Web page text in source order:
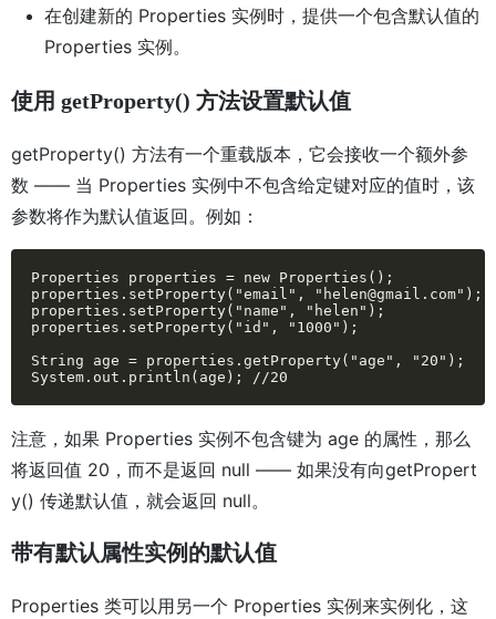
在创建新的 Properties 实例时，提供一个包含默认值的
Properties 实例。
使用 getProperty() 方法设置默认值
getProperty() 方法有一个重载版本，它会接收一个额外参
数 —— 当 Properties 实例中不包含给定键对应的值时，该
参数将作为默认值返回。例如：
Properties properties = new Properties();
properties.setProperty("email", "helen@gmail.com");
properties.setProperty("name", "helen");
properties.setProperty("id", "1000");
String age = properties.getProperty("age", "20");
System.out.println(age); //20
注意，如果 Properties 实例不包含键为 age 的属性，那么
将返回值 20，而不是返回 null —— 如果没有向getPropert
y() 传递默认值，就会返回 null。
带有默认属性实例的默认值
Properties 类可以用另一个 Properties 实例来实例化，这